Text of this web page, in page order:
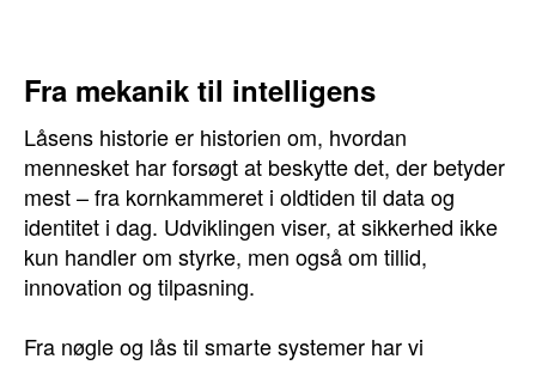
Fra mekanik til intelligens
Låsens historie er historien om, hvordan
mennesket har forsøgt at beskytte det, der betyder
mest – fra kornkammeret i oldtiden til data og
identitet i dag. Udviklingen viser, at sikkerhed ikke
kun handler om styrke, men også om tillid,
innovation og tilpasning.
Fra nøgle og lås til smarte systemer har vi